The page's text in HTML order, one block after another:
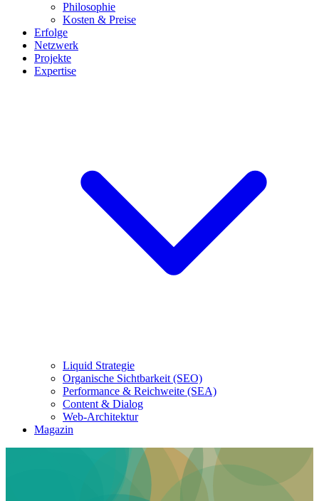
Philosophie
Kosten & Preise
Erfolge
Netzwerk
Projekte
Expertise
Liquid Strategie
Organische Sichtbarkeit (SEO)
Performance & Reichweite (SEA)
Content & Dialog
Web-Architektur
Magazin